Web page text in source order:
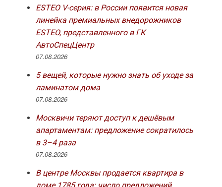
ESTEO V-серия: в России появится новая
линейка премиальных внедорожников
ESTEO, представленного в ГК
АвтоСпецЦентр
07.08.2026
5 вещей, которые нужно знать об уходе за
ламинатом дома
07.08.2026
Москвичи теряют доступ к дешёвым
апартаментам: предложение сократилось
в 3–4 раза
07.08.2026
В центре Москвы продается квартира в